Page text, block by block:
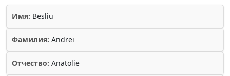
Имя: Besliu
Фамилия: Andrei
Отчество: Anatolie